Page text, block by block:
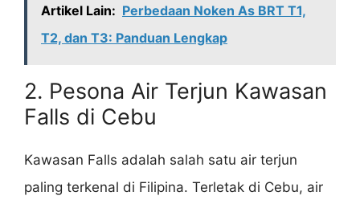
Artikel Lain: Perbedaan Noken As BRT T1,
T2, dan T3: Panduan Lengkap
2. Pesona Air Terjun Kawasan
Falls di Cebu
Kawasan Falls adalah salah satu air terjun
paling terkenal di Filipina. Terletak di Cebu, air